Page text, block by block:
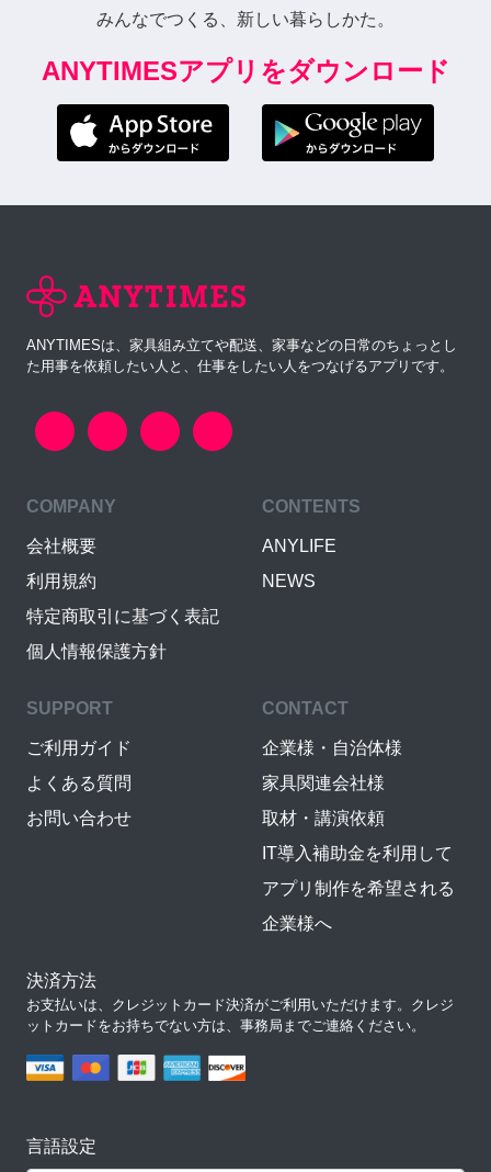
みんなでつくる、新しい暮らしかた。
ANYTIMESアプリをダウンロード
ANYTIMESは、家具組み立てや配送、家事などの日常のちょっとし
た用事を依頼したい人と、仕事をしたい人をつなげるアプリです。
COMPANY
会社概要
利用規約
特定商取引に基づく表記
個人情報保護方針
CONTENTS
ANYLIFE
NEWS
SUPPORT
ご利用ガイド
よくある質問
お問い合わせ
CONTACT
企業様・自治体様
家具関連会社様
取材・講演依頼
IT導入補助金を利用して
アプリ制作を希望される
企業様へ
決済方法
お支払いは、クレジットカード決済がご利用いただけます。クレジ
ットカードをお持ちでない方は、事務局までご連絡ください。
言語設定